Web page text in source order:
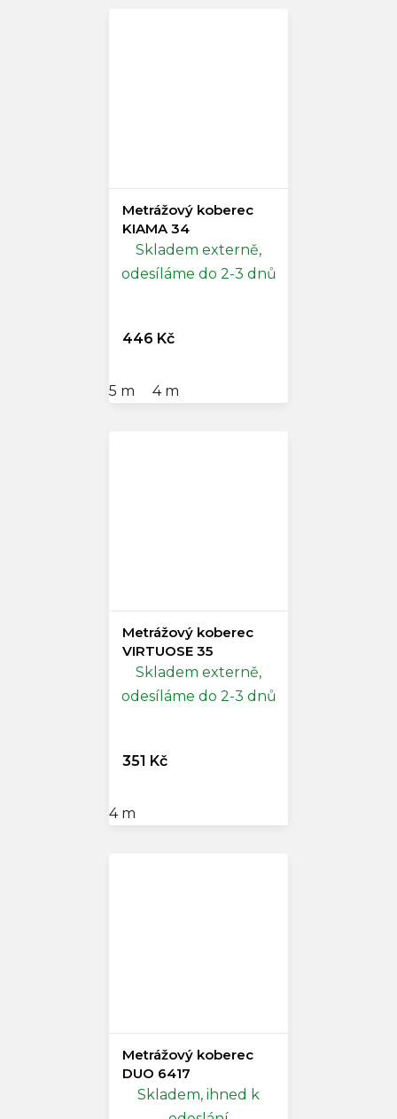
Metrážový koberec
KIAMA 34
Skladem externě,
odesíláme do 2-3 dnů
446 Kč
5 m 4 m
Metrážový koberec
VIRTUOSE 35
Skladem externě,
odesíláme do 2-3 dnů
351 Kč
4 m
Metrážový koberec
DUO 6417
Skladem, ihned k